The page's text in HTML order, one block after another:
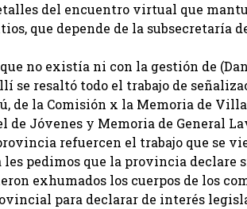
del encuentro virtual que
que depende de la subsecretaría
no existía ni con la gestión de
se resaltó todo el trabajo de
de la Comisión x la Memoria de
de Jóvenes y Memoria de General
refuercen el trabajo que se
les pedimos que la provincia declare
exhumados los cuerpos de los
para declarar de interés